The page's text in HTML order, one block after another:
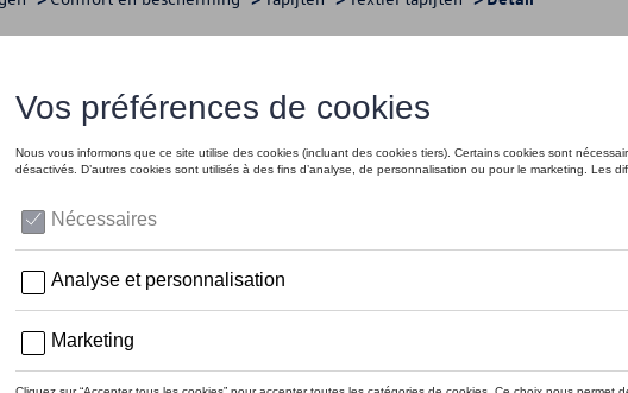
Optimat, set voor voor en achter, Zwart
Dit product is